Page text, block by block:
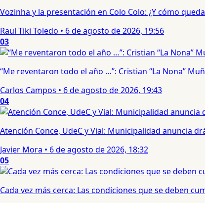
Vozinha y la presentación en Colo Colo: ¿Y cómo
Raul Tiki Toledo • 6 de agosto de 2026, 19:56
03
“Me reventaron todo el año …”: Cristian “La Nona”
Carlos Campos • 6 de agosto de 2026, 19:43
04
Atención Conce, UdeC y Vial: Municipalidad anuncia
Javier Mora • 6 de agosto de 2026, 18:32
05
Cada vez más cerca: Las condiciones que se deben